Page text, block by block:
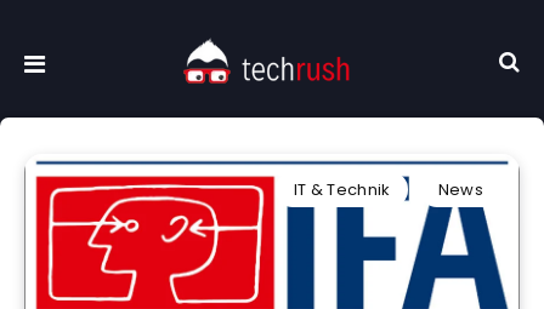
IT & Technik News